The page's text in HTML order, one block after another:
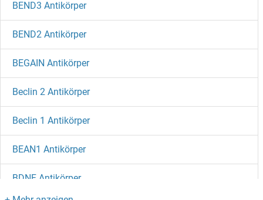
BEND3 Antikörper
BEND2 Antikörper
BEGAIN Antikörper
Beclin 2 Antikörper
Beclin 1 Antikörper
BEAN1 Antikörper
BDNF Antikörper